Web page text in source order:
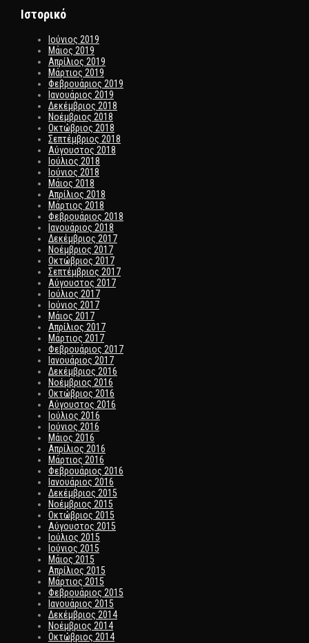
Ιστορικό
Ιούνιος 2019
Μάιος 2019
Απρίλιος 2019
Μάρτιος 2019
Φεβρουάριος 2019
Ιανουάριος 2019
Δεκέμβριος 2018
Νοέμβριος 2018
Οκτώβριος 2018
Σεπτέμβριος 2018
Αύγουστος 2018
Ιούλιος 2018
Ιούνιος 2018
Μάιος 2018
Απρίλιος 2018
Μάρτιος 2018
Φεβρουάριος 2018
Ιανουάριος 2018
Δεκέμβριος 2017
Νοέμβριος 2017
Οκτώβριος 2017
Σεπτέμβριος 2017
Αύγουστος 2017
Ιούλιος 2017
Ιούνιος 2017
Μάιος 2017
Απρίλιος 2017
Μάρτιος 2017
Φεβρουάριος 2017
Ιανουάριος 2017
Δεκέμβριος 2016
Νοέμβριος 2016
Οκτώβριος 2016
Αύγουστος 2016
Ιούλιος 2016
Ιούνιος 2016
Μάιος 2016
Απρίλιος 2016
Μάρτιος 2016
Φεβρουάριος 2016
Ιανουάριος 2016
Δεκέμβριος 2015
Νοέμβριος 2015
Οκτώβριος 2015
Αύγουστος 2015
Ιούλιος 2015
Ιούνιος 2015
Μάιος 2015
Απρίλιος 2015
Μάρτιος 2015
Φεβρουάριος 2015
Ιανουάριος 2015
Δεκέμβριος 2014
Νοέμβριος 2014
Οκτώβριος 2014